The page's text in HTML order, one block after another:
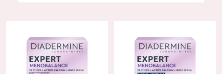
Crema de día
Crema de noche